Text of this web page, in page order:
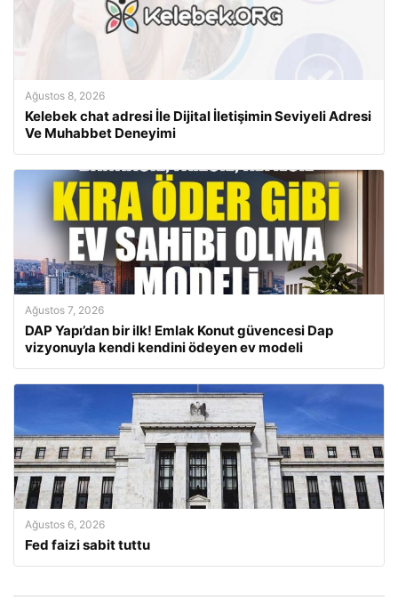
Ağustos 8, 2026
Kelebek chat adresi İle Dijital İletişimin Seviyeli Adresi
Ve Muhabbet Deneyimi
Ağustos 7, 2026
DAP Yapı’dan bir ilk! Emlak Konut güvencesi Dap
vizyonuyla kendi kendini ödeyen ev modeli
Ağustos 6, 2026
Fed faizi sabit tuttu